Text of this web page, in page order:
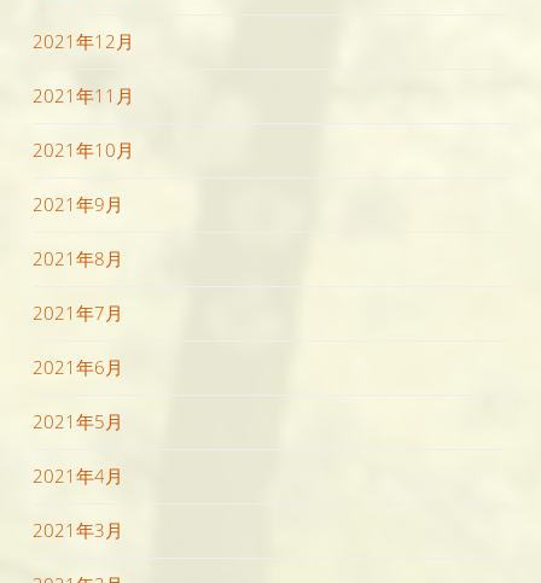
2021年12月
2021年11月
2021年10月
2021年9月
2021年8月
2021年7月
2021年6月
2021年5月
2021年4月
2021年3月